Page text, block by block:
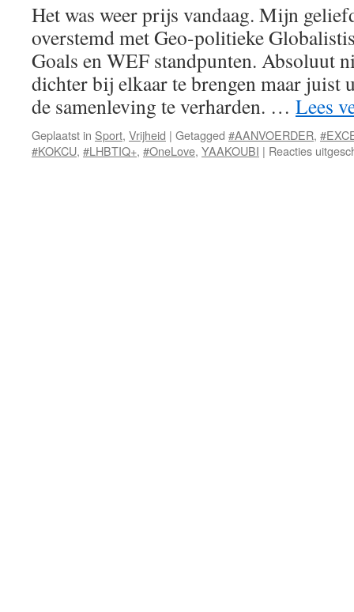
Het was weer prijs vandaag. Mijn
overstemd met Geo-politieke
Goals en WEF standpunten. Absoluut
dichter bij elkaar te brengen maar juist
de samenleving te verharden. … Lees
Geplaatst in Sport, Vrijheid | Getagged #AANVOERDER,
#KOKCU, #LHBTIQ+, #OneLove, YAAKOUBI | Reacties